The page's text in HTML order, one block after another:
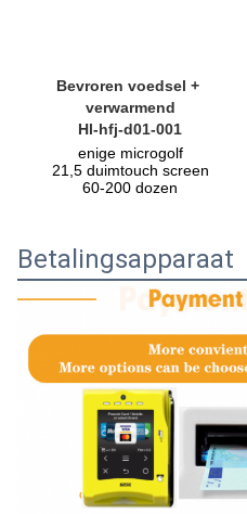
Bevroren voedsel +
verwarmend
Hl-hfj-d01-001
enige microgolf
21,5 duimtouch screen
60-200 dozen
Betalingsapparaat